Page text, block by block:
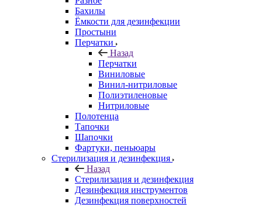
Бахилы
Ёмкости для дезинфекции
Простыни
Перчатки
Назад
Перчатки
Виниловые
Винил-нитриловые
Полиэтиленовые
Нитриловые
Полотенца
Тапочки
Шапочки
Фартуки, пеньюары
Стерилизация и дезинфекция
Назад
Стерилизация и дезинфекция
Дезинфекция инструментов
Дезинфекция поверхностей